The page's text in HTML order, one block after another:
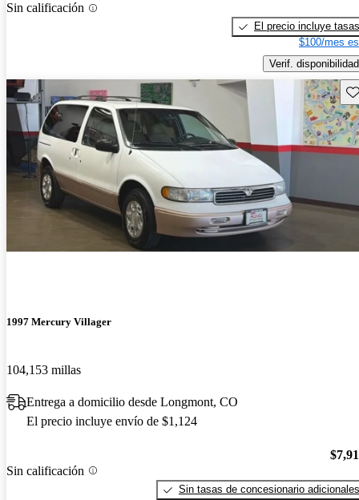
Sin calificación
El precio incluye tasas
$100/mes
Verif. disponibilidad
1997 Mercury Villager
104,153 millas
Entrega a domicilio desde Longmont, CO
El precio incluye envío de $1,124
Sin calificación
Sin tasas de concesionario adicionales